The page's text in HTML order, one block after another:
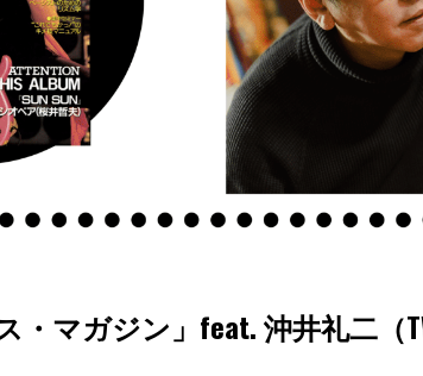
マガジン」feat. 沖井礼二（